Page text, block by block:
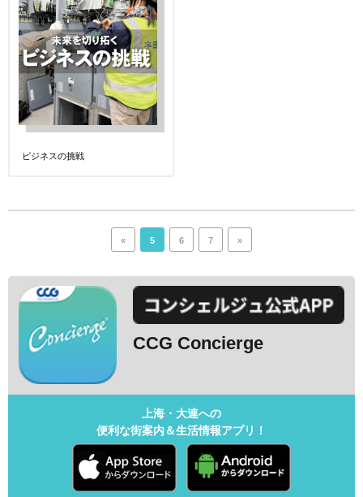
ビジネスの挑戦
« 5 6 7 »
CCG Concierge
上海・大連への
便利な街案内＆生活情報アプリ！